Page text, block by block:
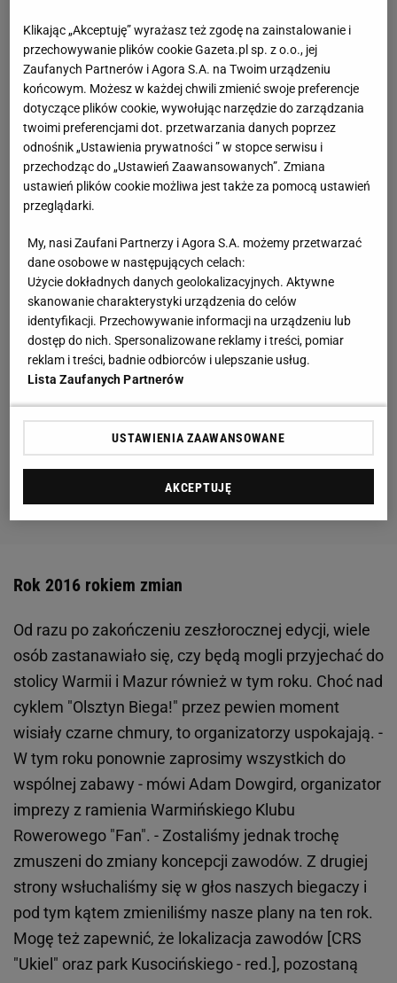
Rok 2016 rokiem zmian
Od razu po zakończeniu zeszłorocznej edycji, wiele
osób zastanawiało się, czy będą mogli przyjechać do
stolicy Warmii i Mazur również w tym roku. Choć nad
cyklem "Olsztyn Biega!" przez pewien moment
wisiały czarne chmury, to organizatorzy uspokajają. -
W tym roku ponownie zaprosimy wszystkich do
wspólnej zabawy - mówi Adam Dowgird, organizator
imprezy z ramienia Warmińskiego Klubu
Rowerowego "Fan". - Zostaliśmy jednak trochę
zmuszeni do zmiany koncepcji zawodów. Z drugiej
strony wsłuchaliśmy się w głos naszych biegaczy i
pod tym kątem zmieniliśmy nasze plany na ten rok.
Mogę też zapewnić, że lokalizacja zawodów [CRS
"Ukiel" oraz park Kusocińskiego - red.], pozostaną
Klikając „Akceptuję” wyrażasz też zgodę na zainstalowanie i
przechowywanie plików cookie Gazeta.pl sp. z o.o., jej
Zaufanych Partnerów i Agora S.A. na Twoim urządzeniu
końcowym. Możesz w każdej chwili zmienić swoje preferencje
dotyczące plików cookie, wywołując narzędzie do zarządzania
twoimi preferencjami dot. przetwarzania danych poprzez
odnośnik „Ustawienia prywatności ” w stopce serwisu i
przechodząc do „Ustawień Zaawansowanych”. Zmiana
ustawień plików cookie możliwa jest także za pomocą ustawień
przeglądarki.
My, nasi Zaufani Partnerzy i Agora S.A. możemy przetwarzać
dane osobowe w następujących celach:
Użycie dokładnych danych geolokalizacyjnych. Aktywne
skanowanie charakterystyki urządzenia do celów
identyfikacji. Przechowywanie informacji na urządzeniu lub
dostęp do nich. Spersonalizowane reklamy i treści, pomiar
reklam i treści, badnie odbiorców i ulepszanie usług.
Lista Zaufanych Partnerów
USTAWIENIA ZAAWANSOWANE
AKCEPTUJĘ